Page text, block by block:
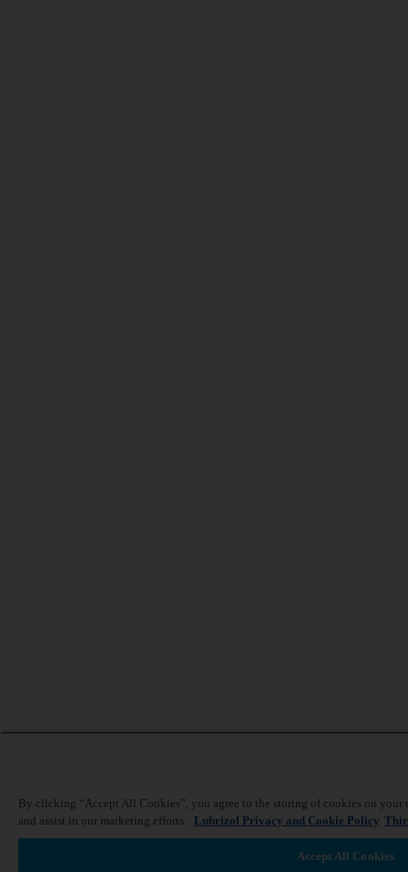
By clicking “Accept All Cookies”, you agree to the storing of cookies on your
and assist in our marketing efforts.
Lubrizol Privacy and Cookie Policy
Accept All Cookies